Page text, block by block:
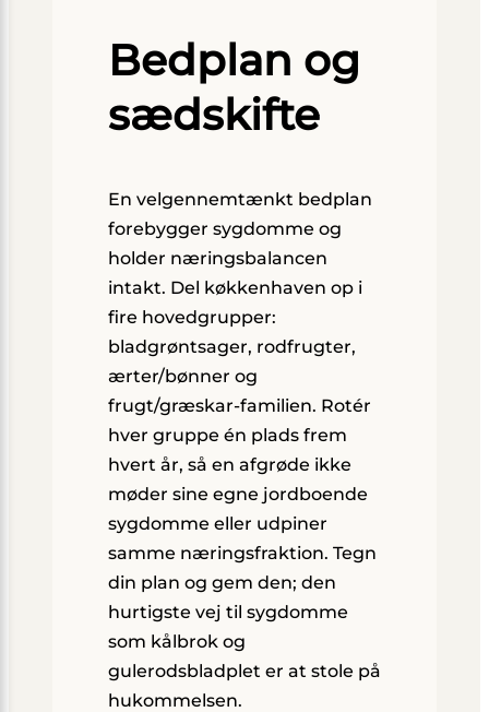
Bedplan og
sædskifte
En velgennemtænkt bedplan
forebygger sygdomme og
holder næringsbalancen
intakt. Del køkkenhaven op i
fire hovedgrupper:
bladgrøntsager, rodfrugter,
ærter/bønner og
frugt/græskar-familien. Rotér
hver gruppe én plads frem
hvert år, så en afgrøde ikke
møder sine egne jordboende
sygdomme eller udpiner
samme næringsfraktion. Tegn
din plan og gem den; den
hurtigste vej til sygdomme
som kålbrok og
gulerodsbladplet er at stole på
hukommelsen.